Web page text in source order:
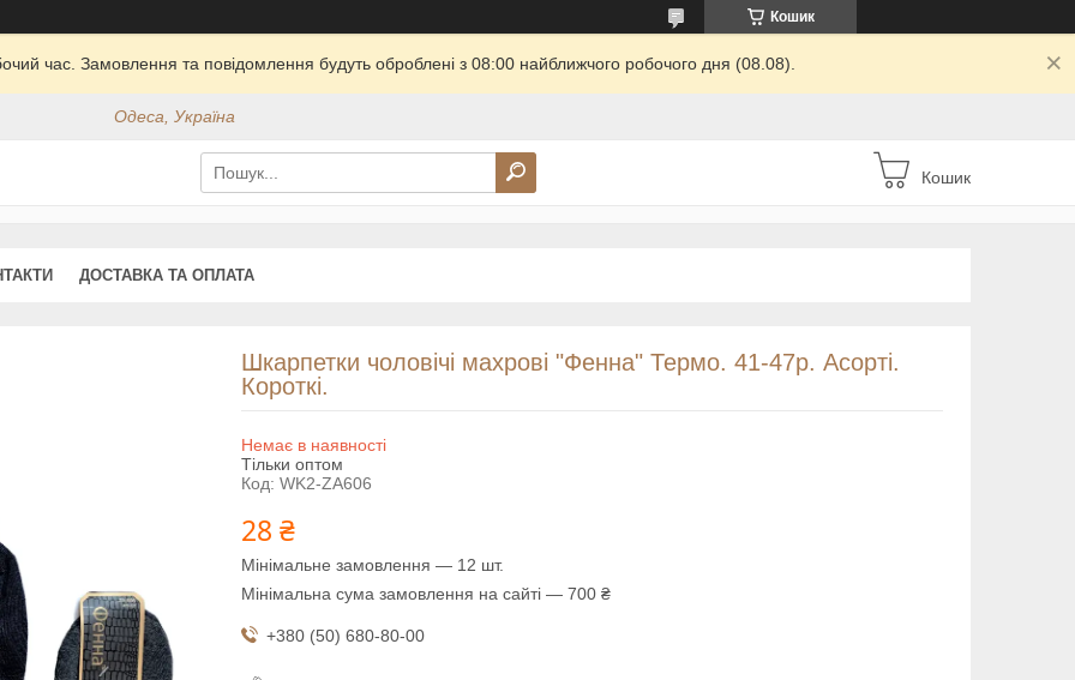
Кошик
час. Замовлення та повідомлення будуть оброблені з 08:00 найближчого робочого дня (08.08).
Одеса, Україна
Кошик
ДОСТАВКА ТА ОПЛАТА
Шкарпетки чоловічі махрові "Фенна" Термо. 41-47р. Асорті.
Короткі.
Немає в наявності
Тільки оптом
Код: WK2-ZA606
28 ₴
Мінімальне замовлення — 12 шт.
Мінімальна сума замовлення на сайті — 700 ₴
+380 (50) 680-80-00